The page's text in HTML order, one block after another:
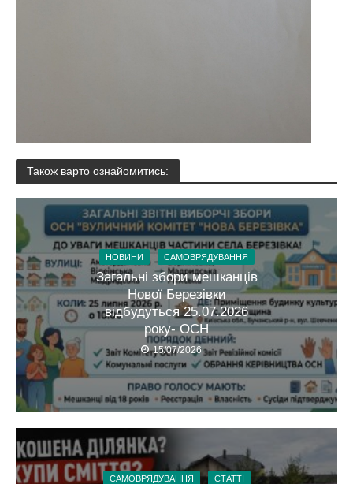
Також варто ознайомитись:
НОВИНИ САМОВРЯДУВАННЯ
Загальні збори мешканців
Нової Березівки
відбудуться 25.07.2026
року- ОСН
15/07/2026
САМОВРЯДУВАННЯ СТАТТІ